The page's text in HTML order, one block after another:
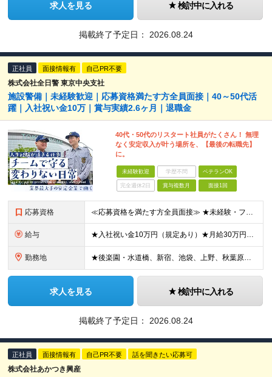
求人を見る 検討中に入れる
掲載終了予定日： 2026.08.24
正社員 面接情報有 自己PR不要
株式会社全日警 東京中央支社
施設警備｜未経験歓迎｜応募資格満たす方全員面接｜40～50代活
躍｜入社祝い金10万｜賞与実績2.6ヶ月｜退職金
40代・50代のリスタート社員がたくさん！ 無理
なく安定収入が叶う場所を、【最後の転職先】
に。
未経験歓迎 学歴不問 ベテランOK
完全週休2日 賞与複数月 面接1回
応募資格 ≪応募資格を満たす方全員面接≫ ★未経験・フリーターからの正社員デビューもOK（40代～60代活躍中） ★第二新卒OK 今までの経歴や転職回数は不問！ 「誠実に対応できる」「真面目にコツコツ頑張れる」
給与 ★入社祝い金10万円（規定あり）★月給30万円以上も可能/賞与年2回（2025年度実績例：2.6ヶ月分） 月給21万2250円～37万円+賞与年2回 ※経験・能力を考慮の上、当社規定により決定します
勤務地 ★後楽園・水道橋、新宿、池袋、上野、秋葉原、錦糸町、霞が関、白金高輪、吉祥寺、永田町、小川など複数勤務地で募集 ★東京ドームで積極採用中 東京ドームを始め、勤務地はご希望を考慮の上、決定いたします。
求人を見る 検討中に入れる
掲載終了予定日： 2026.08.24
正社員 面接情報有 自己PR不要 話を聞きたい応募可
株式会社あかつき興産